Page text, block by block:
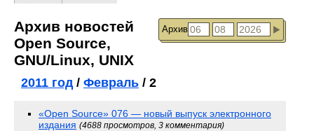
Архив
Архив новостей
Open Source,
GNU/Linux, UNIX
2011 год/ Февраль / 2
«Open Source» 076 — новый выпуск электронного
издания (4688 просмотров, 3 комментария)